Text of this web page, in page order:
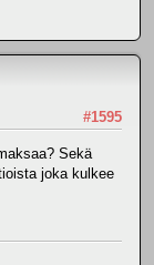
#1595
Sekä
joka kulkee